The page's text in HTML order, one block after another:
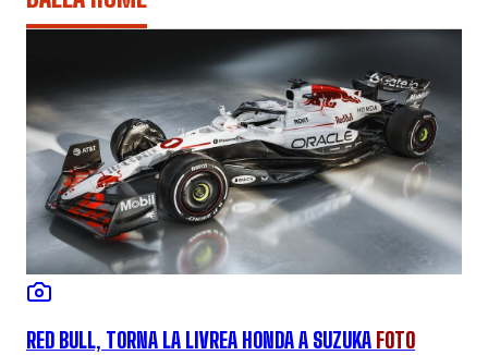
RED BULL, TORNA LA LIVREA HONDA A SUZUKA FOTO